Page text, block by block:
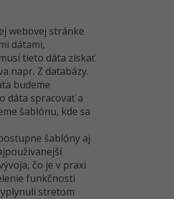
webovej stránke
dátami,
tieto dáta získať
napr. Z databázy.
budeme
dáta spracovať a
šablónu, kde sa
šablóny aj
čo je v praxi
funkčnosti
stretom